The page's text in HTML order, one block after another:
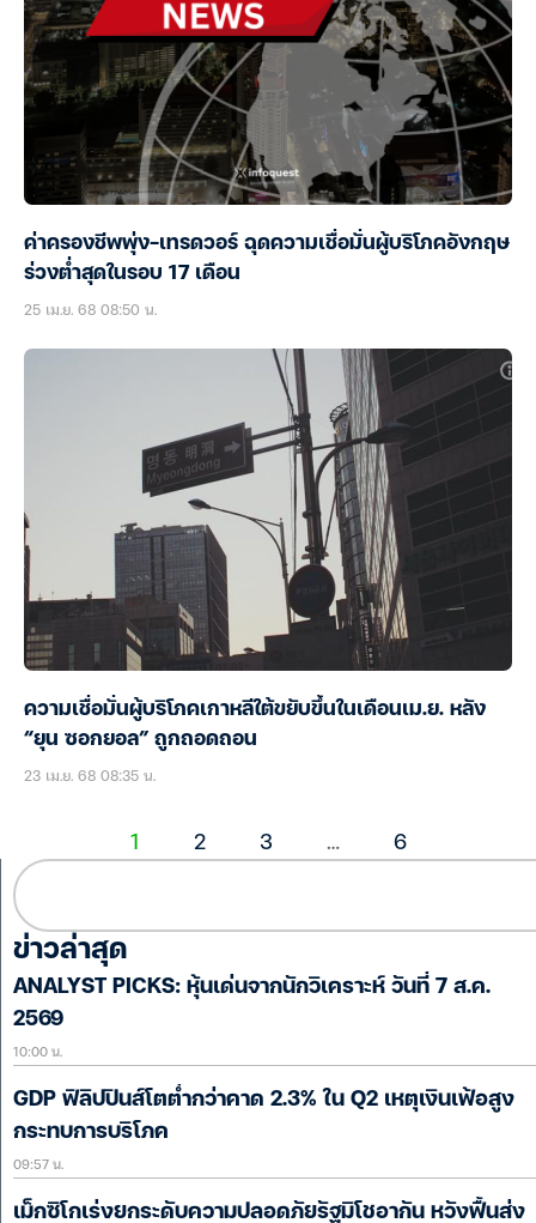
ค่าครองชีพพุ่ง-เทรดวอร์ ฉุดความเชื่อมั่นผู้บริโภคอังกฤษ
ร่วงต่ำสุดในรอบ 17 เดือน
25 เม.ย. 68 08:50 น.
ความเชื่อมั่นผู้บริโภคเกาหลีใต้ขยับขึ้นในเดือนเม.ย. หลัง
“ยุน ซอกยอล” ถูกถอดถอน
23 เม.ย. 68 08:35 น.
1 2 3 … 6
ข่าวล่าสุด
ANALYST PICKS: หุ้นเด่นจากนักวิเคราะห์ วันที่ 7 ส.ค.
2569
10:00 น.
GDP ฟิลิปปินส์โตต่ำกว่าคาด 2.3% ใน Q2 เหตุเงินเฟ้อสูง
กระทบการบริโภค
09:57 น.
เม็กซิโกเร่งยกระดับความปลอดภัยรัฐมิโชอากัน หวังฟื้นส่ง